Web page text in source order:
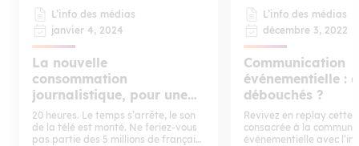
L’info des médias
janvier 4, 2024
La nouvelle
consommation
journalistique, pour une
info accessible et
authentique
20 heures. Le temps s’arrête, le son
de la télé est monté. Ne feriez-vous
pas partie des 5 millions de français
L’info des médias
décembre 3, 2022
Communication
événementielle :
débouchés ?
Revivez en replay cette
consacrée à la
événementielle avec